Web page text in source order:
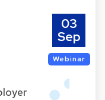
03
Sep
Webinar